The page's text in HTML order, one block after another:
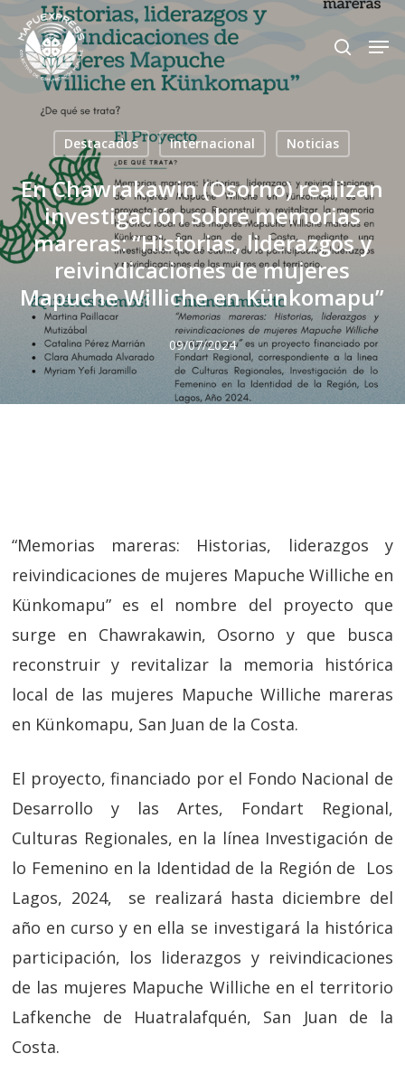
Skip
main
content
search
Destacados Internacional Noticias
En Chawrakawin (Osorno) realizan
investigación sobre memorias
mareras: “Historias, liderazgos y
reivindicaciones de mujeres
Mapuche Williche en Künkomapu”
09/07/2024
“Memorias mareras: Historias, liderazgos y
reivindicaciones de mujeres Mapuche Williche en
Künkomapu” es el nombre del proyecto que
surge en Chawrakawin, Osorno y que busca
reconstruir y revitalizar la memoria histórica
local de las mujeres Mapuche Williche mareras
en Künkomapu, San Juan de la Costa.
El proyecto, financiado por el Fondo Nacional de
Desarrollo y las Artes, Fondart Regional,
Culturas Regionales, en la línea Investigación de
lo Femenino en la Identidad de la Región de Los
Lagos, 2024, se realizará hasta diciembre del
año en curso y en ella se investigará la histórica
participación, los liderazgos y reivindicaciones
de las mujeres Mapuche Williche en el territorio
Lafkenche de Huatralafquén, San Juan de la
Costa.
Close